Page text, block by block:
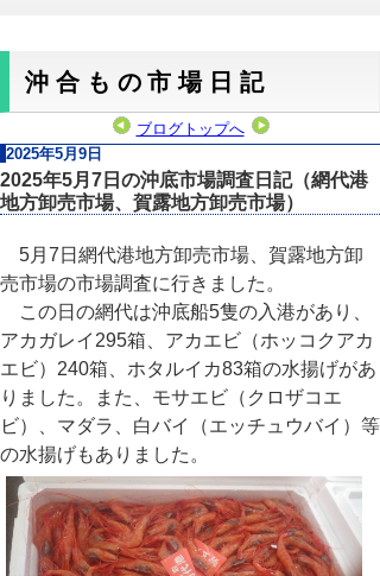
沖合もの市場日記
ブログトップへ
2025年5月9日
2025年5月7日の沖底市場調査日記（網代港
地方卸売市場、賀露地方卸売市場）
5月7日網代港地方卸売市場、賀露地方卸
売市場の市場調査に行きました。
この日の網代は沖底船5隻の入港があり、
アカガレイ295箱、アカエビ（ホッコクアカ
エビ）240箱、ホタルイカ83箱の水揚げがあ
りました。また、モサエビ（クロザコエ
ビ）、マダラ、白バイ（エッチュウバイ）等
の水揚げもありました。